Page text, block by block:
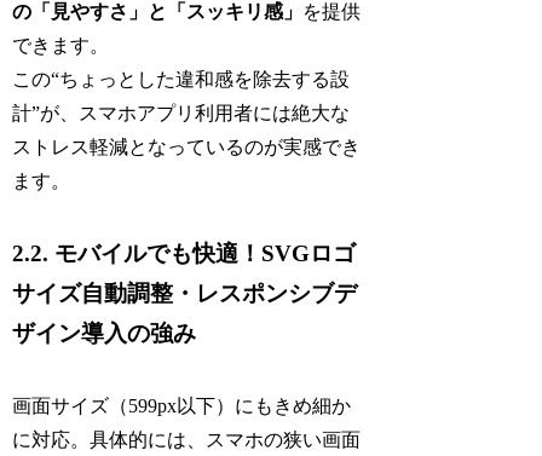
の「見やすさ」と「スッキリ感」 を提供
できます。
この“ちょっとした違和感を除去する設
計”が、スマホアプリ利用者には絶大な
ストレス軽減となっているのが実感でき
ます。
2.2. モバイルでも快適！SVGロゴ
サイズ自動調整・レスポンシブデ
ザイン導入の強み
画面サイズ（599px以下）にもきめ細か
に対応。具体的には、スマホの狭い画面